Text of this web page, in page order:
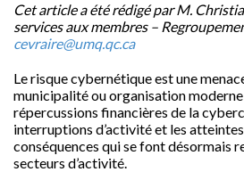
Cet article a été rédigé par M.
services aux membres –
cevraire@umq.qc.ca
Le risque cybernétique est une
municipalité ou organisation moderne
répercussions financières de la
interruptions d’activité et les
conséquences qui se font désormais
secteurs d’activité.